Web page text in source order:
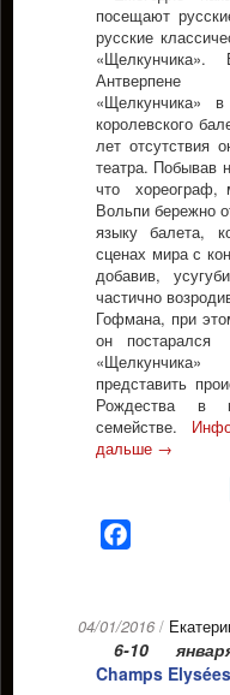
посещают
русские
Антверпене
«Щелкунчика»
королевского
лет отсутствия
театра. Побывав
что хореограф,
Вольпи бережно
языку балета,
сценах мира с
добавив,
частично
Гофмана, при
он постарался
представить
Рождества в
семействе.
дальше →
04/01/2016 /
6-10
Champs